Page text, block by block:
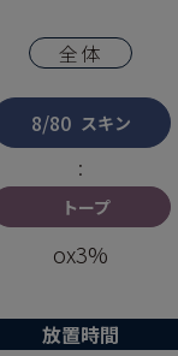
全体
8/80 スキン
:
トープ
ox3%
放置時間